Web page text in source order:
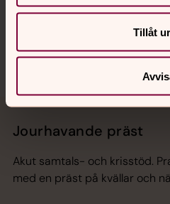
Tillåt
Sociala kanaler
Jourhavande präst
Akut samtals- och krisstöd.
med en präst på kvällar och